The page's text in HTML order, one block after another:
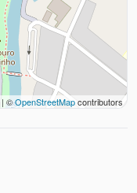
| ©OpenStreetMapcontributors